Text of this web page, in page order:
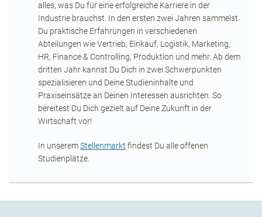
alles, was Du für eine erfolgreiche Karriere in der
Industrie brauchst. In den ersten zwei Jahren sammelst
Du praktische Erfahrungen in verschiedenen
Abteilungen wie Vertrieb, Einkauf, Logistik, Marketing,
HR, Finance & Controlling, Produktion und mehr. Ab dem
dritten Jahr kannst Du Dich in zwei Schwerpunkten
spezialisieren und Deine Studieninhalte und
Praxiseinsätze an Deinen Interessen ausrichten. So
bereitest Du Dich gezielt auf Deine Zukunft in der
Wirtschaft vor!
In unseremStellenmarkt findest Du alle offenen
Studienplätze.